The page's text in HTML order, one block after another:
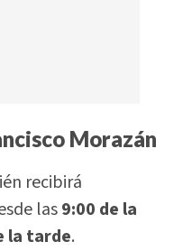
Morazán
recibirá
las9:00 de la
la tarde.